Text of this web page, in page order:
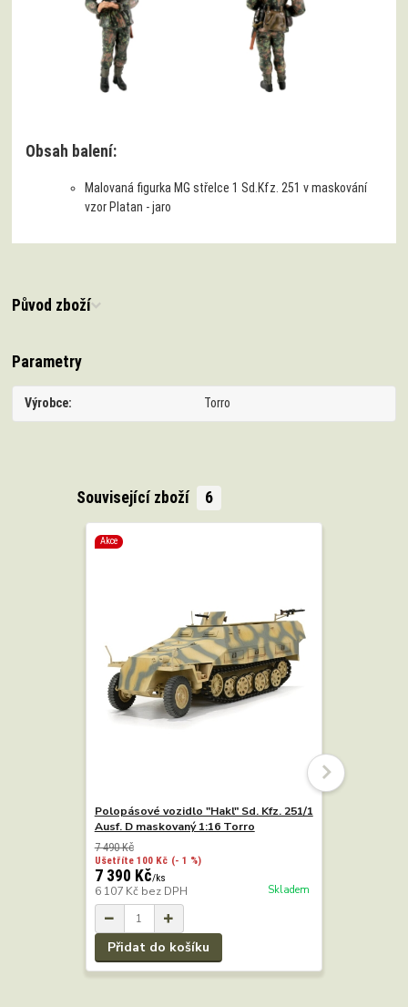
Obsah balení:
Malovaná figurka MG střelce 1 Sd.Kfz. 251 v maskování
vzor Platan - jaro
Původ zboží
Parametry
Výrobce Torro
Související zboží 6
Akce
Polopásové vozidlo "Hakl" Sd. Kfz. 251/1
Ausf. D maskovaný 1:16 Torro
7 490 Kč
Ušetříte 100 Kč (- 1 %)
7 390 Kč/ks
6 107 Kč bez DPH Skladem
Přidat do košíku